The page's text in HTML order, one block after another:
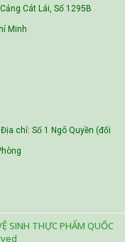
Cát Lái, Số 1295B
Minh
chỉ: Số 1 Ngô Quyền (đối
SINH THỰC PHẨM QUỐC